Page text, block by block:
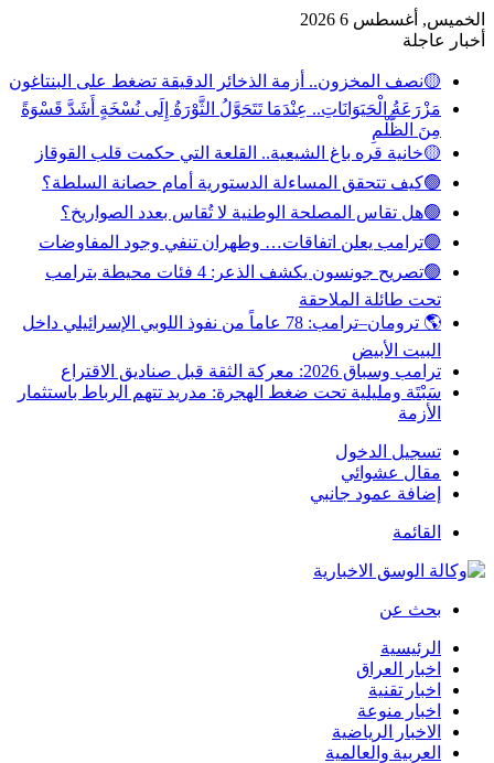
الخميس, أغسطس 6 2026
أخبار عاجلة
🟡نصف المخزون.. أزمة الذخائر الدقيقة تضغط على البنتاغون
مَزْرَعَةُ الْحَيَوَانَاتِ.. عِنْدَمَا تَتَحَوَّلُ الثَّوْرَةُ إِلَى نُسْخَةٍ أَشَدَّ قَسْوَةً
مِنَ الظُّلْمِ
🟡خانية قره باغ الشيعية.. القلعة التي حكمت قلب القوقاز
🟢كيف تتحقق المساءلة الدستورية أمام حصانة السلطة؟
🟢هل تقاس المصلحة الوطنية لا تُقاس بعدد الصواريخ؟
🟢ترامب يعلن اتفاقات… وطهران تنفي وجود المفاوضات
🟢تصريح جونسون يكشف الذعر: 4 فئات محيطة بترامب
تحت طائلة الملاحقة
🌎 ترومان–ترامب: 78 عاماً من نفوذ اللوبي الإسرائيلي داخل
البيت الأبيض
ترامب وسباق 2026: معركة الثقة قبل صناديق الاقتراع
سَبْتَة ومليلية تحت ضغط الهجرة: مدريد تتهم الرباط باستثمار
الأزمة
تسجيل الدخول
مقال عشوائي
إضافة عمود جانبي
القائمة
بحث عن
الرئيسية
اخبار العراق
اخبار تقنية
اخبار منوعة
الاخبار الرياضية
العربية والعالمية